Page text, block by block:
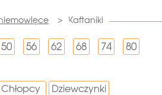
> Kaftaniki
50 56 62 68 74
80
Chłopcy Dziewczynki